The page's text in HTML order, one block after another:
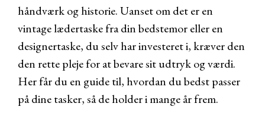
håndværk og historie. Uanset om det er en
vintage lædertaske fra din bedstemor eller en
designertaske, du selv har investeret i, kræver den
den rette pleje for at bevare sit udtryk og værdi.
Her får du en guide til, hvordan du bedst passer
på dine tasker, så de holder i mange år frem.